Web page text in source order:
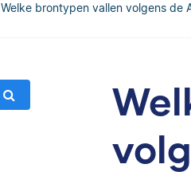
Welke brontypen vallen volgens de